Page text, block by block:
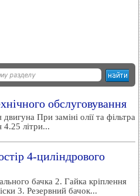
обслуговування
При заміні олії та фільтра
4.25 літри...
4-циліндрового
бачка 2. Гайка кріплення
3. Резервний бачок...